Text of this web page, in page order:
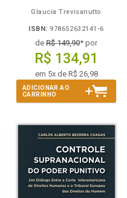
Glaucia Trevisanutto
ISBN: 978652632141-6
de R$ 149,90* por
R$ 134,91
em 5x de R$ 26,98
ADICIONAR AO
CARRINHO